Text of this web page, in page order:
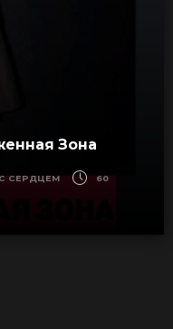
Зона
СЕРДЦЕМ 60